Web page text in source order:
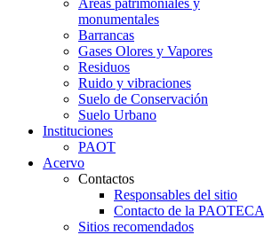
Áreas patrimoniales y
monumentales
Barrancas
Gases Olores y Vapores
Residuos
Ruido y vibraciones
Suelo de Conservación
Suelo Urbano
Instituciones
PAOT
Acervo
Contactos
Responsables del sitio
Contacto de la PAOTECA
Sitios recomendados